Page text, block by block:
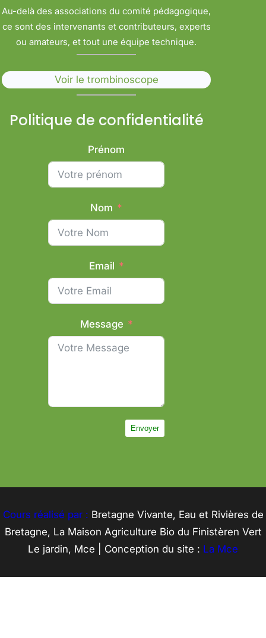
Au-delà des associations du comité pédagogique,
ce sont des intervenants et contributeurs, experts
ou amateurs, et tout une équipe technique.
Voir le trombinoscope
Politique de confidentialité
Prénom
Nom
Email
Message
Envoyer
Cours réalisé par : Bretagne Vivante, Eau et Rivières de
Bretagne, La Maison Agriculture Bio du Finistèren Vert
Le jardin, Mce | Conception du site : La Mce